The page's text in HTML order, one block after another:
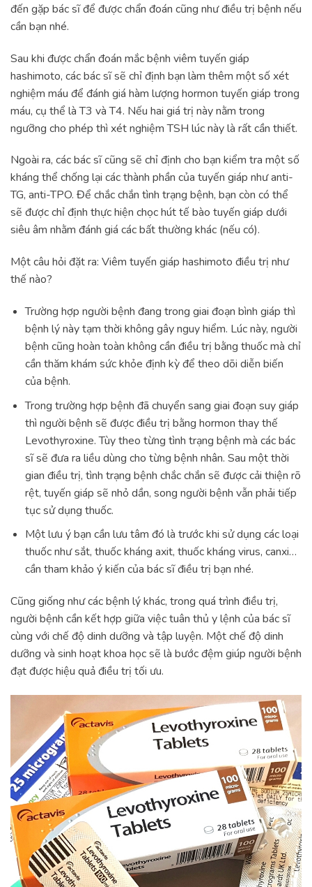
đến gặp bác sĩ để được chẩn đoán cũng như điều trị bệnh nếu
cần bạn nhé.
Sau khi được chẩn đoán mắc bệnh viêm tuyến giáp
hashimoto, các bác sĩ sẽ chỉ định bạn làm thêm một số xét
nghiệm máu để đánh giá hàm lượng hormon tuyến giáp trong
máu, cụ thể là T3 và T4. Nếu hai giá trị này nằm trong
ngưỡng cho phép thì xét nghiệm TSH lúc này là rất cần thiết.
Ngoài ra, các bác sĩ cũng sẽ chỉ định cho bạn kiểm tra một số
kháng thể chống lại các thành phần của tuyến giáp như anti-
TG, anti-TPO. Để chắc chắn tình trạng bệnh, bạn còn có thể
sẽ được chỉ định thực hiện chọc hút tế bào tuyến giáp dưới
siêu âm nhằm đánh giá các bất thường khác (nếu có).
Một câu hỏi đặt ra: Viêm tuyến giáp hashimoto điều trị như
thế nào?
Trường hợp người bệnh đang trong giai đoạn bình giáp thì
bệnh lý này tạm thời không gây nguy hiểm. Lúc này, người
bệnh cũng hoàn toàn không cần điều trị bằng thuốc mà chỉ
cần thăm khám sức khỏe định kỳ để theo dõi diễn biến
của bệnh.
Trong trường hợp bệnh đã chuyển sang giai đoạn suy giáp
thì người bệnh sẽ được điều trị bằng hormon thay thế
Levothyroxine. Tùy theo từng tình trạng bệnh mà các bác
sĩ sẽ đưa ra liều dùng cho từng bệnh nhân. Sau một thời
gian điều trị, tình trạng bệnh chắc chắn sẽ được cải thiện rõ
rệt, tuyến giáp sẽ nhỏ dần, song người bệnh vẫn phải tiếp
tục sử dụng thuốc.
Một lưu ý bạn cần lưu tâm đó là trước khi sử dụng các loại
thuốc như sắt, thuốc kháng axit, thuốc kháng virus, canxi…
cần tham khảo ý kiến của bác sĩ điều trị bạn nhé.
Cũng giống như các bệnh lý khác, trong quá trình điều trị,
người bệnh cần kết hợp giữa việc tuân thủ y lệnh của bác sĩ
cùng với chế độ dinh dưỡng và tập luyện. Một chế độ dinh
dưỡng và sinh hoạt khoa học sẽ là bước đệm giúp người bệnh
đạt được hiệu quả điều trị tối ưu.